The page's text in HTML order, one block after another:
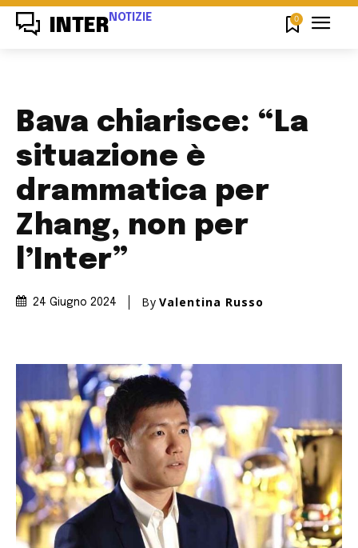
INTER NOTIZIE 0
Bava chiarisce: “La
situazione è
drammatica per
Zhang, non per
l’Inter”
24 Giugno 2024 By Valentina Russo